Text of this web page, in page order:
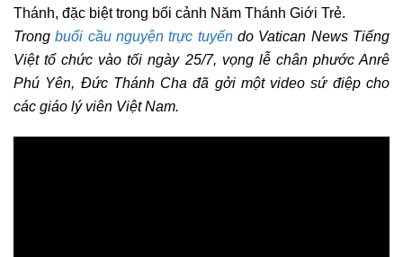
Thánh, đặc biệt trong bối cảnh Năm Thánh Giới Trẻ.
Trongbuổi cầu nguyện trực tuyếndo Vatican News Tiếng
Việt tổ chức vào tối ngày 25/7, vọng lễ chân phước Anrê
Phú Yên, Đức Thánh Cha đã gởi một video sứ điệp cho
các giáo lý viên Việt Nam.